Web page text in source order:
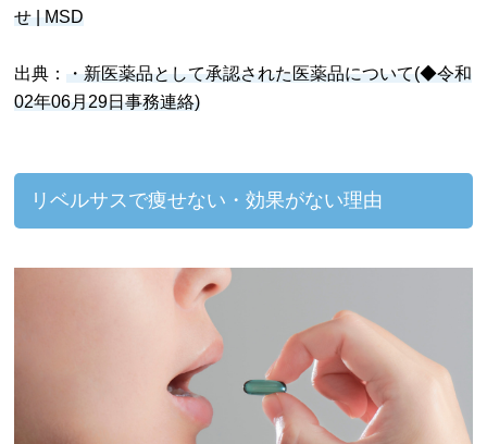
せ | MSD
出典：
・新医薬品として承認された医薬品について(◆令和
02年06月29日事務連絡)
リベルサスで痩せない・効果がない理由